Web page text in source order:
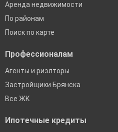
Аренда недвижимости
По районам
Поиск по карте
Профессионалам
Агенты и риэлторы
Застройщики Брянска
Все ЖК
Ипотечные кредиты